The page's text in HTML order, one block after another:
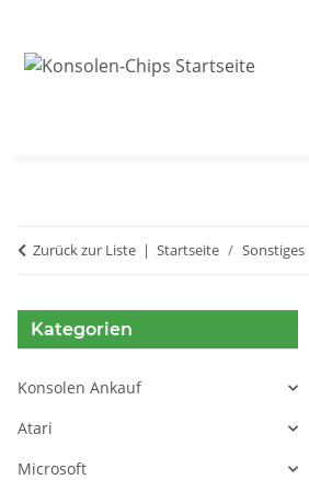
Zurück zur Liste Startseite Sonstiges
Kategorien
Konsolen Ankauf
Atari
Microsoft